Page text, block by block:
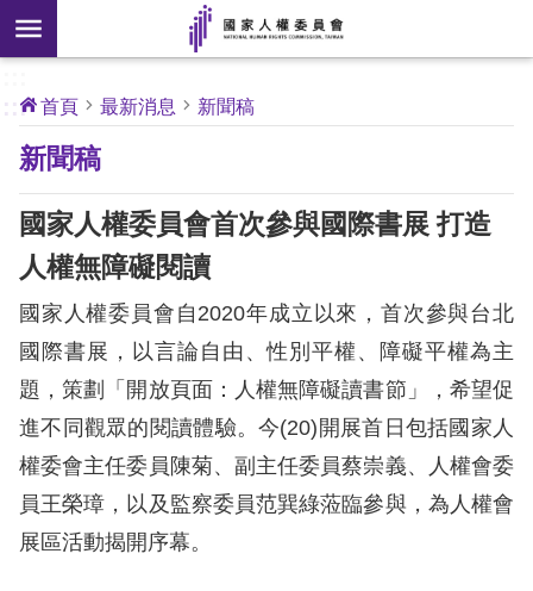
前往主要內容區塊
搜
尋
開
新
]
核
心
人
權
公
約
關
於
本
新
消
息
:::
首頁 最新消息 新聞稿
新聞稿
國家人權委員會首次參與國際書展 打造
人權無障礙閱讀
國家人權委員會自2020年成立以來，首次參與台北
國際書展，以言論自由、性別平權、障礙平權為主
題，策劃「開放頁面：人權無障礙讀書節」，希望促
進不同觀眾的閱讀體驗。今(20)開展首日包括國家人
權委會主任委員陳菊、副主任委員蔡崇義、人權會委
員王榮璋，以及監察委員范巽綠蒞臨參與，為人權會
展區活動揭開序幕。